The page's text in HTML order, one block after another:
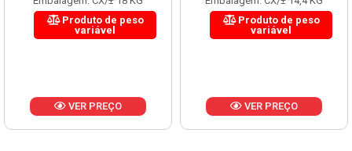
Produto de peso
variável
VER PREÇO
Produto de peso
variável
VER PREÇO